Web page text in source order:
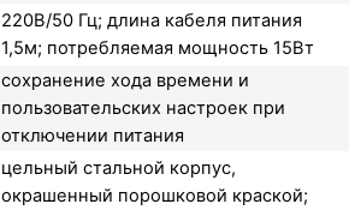
220В/50 Гц; длина кабеля питания
1,5м; потребляемая мощность 15Вт
сохранение хода времени и
пользовательских настроек при
отключении питания
цельный стальной корпус,
окрашенный порошковой краской;